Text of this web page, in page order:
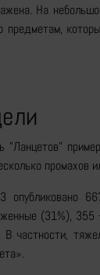
На
"Ланцетов"
промахов
(31%),